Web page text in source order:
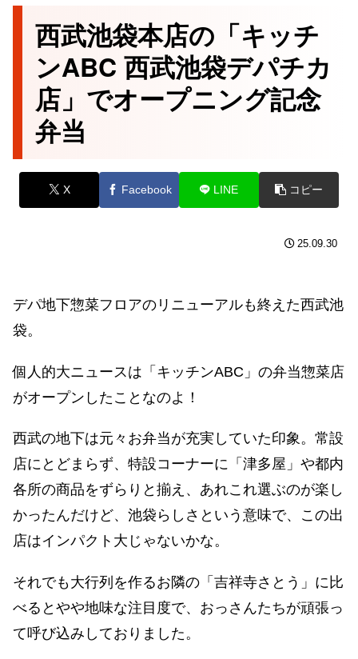
西武池袋本店の「キッチ
ンABC 西武池袋デパチカ
店」でオープニング記念
弁当
X Facebook LINE コピー
25.09.30
デパ地下惣菜フロアのリニューアルも終えた西武池
袋。
個人的大ニュースは「キッチンABC」の弁当惣菜店
がオープンしたことなのよ！
西武の地下は元々お弁当が充実していた印象。常設
店にとどまらず、特設コーナーに「津多屋」や都内
各所の商品をずらりと揃え、あれこれ選ぶのが楽し
かったんだけど、池袋らしさという意味で、この出
店はインパクト大じゃないかな。
それでも大行列を作るお隣の「吉祥寺さとう」に比
べるとやや地味な注目度で、おっさんたちが頑張っ
て呼び込みしておりました。